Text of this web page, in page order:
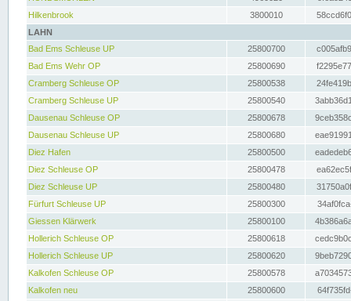
Hilkenbrook
3800010
LAHN
Bad Ems Schleuse UP
25800700
Bad Ems Wehr OP
25800690
Cramberg Schleuse OP
25800538
Cramberg Schleuse UP
25800540
Dausenau Schleuse OP
25800678
Dausenau Schleuse UP
25800680
Diez Hafen
25800500
Diez Schleuse OP
25800478
Diez Schleuse UP
25800480
Fürfurt Schleuse UP
25800300
Giessen Klärwerk
25800100
Hollerich Schleuse OP
25800618
Hollerich Schleuse UP
25800620
Kalkofen Schleuse OP
25800578
Kalkofen neu
25800600